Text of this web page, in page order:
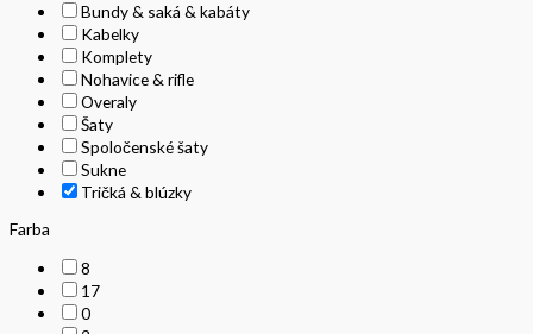
Bundy & saká & kabáty
Kabelky
Komplety
Nohavice & rifle
Overaly
Šaty
Spoločenské šaty
Sukne
Tričká & blúzky
Farba
8
17
0